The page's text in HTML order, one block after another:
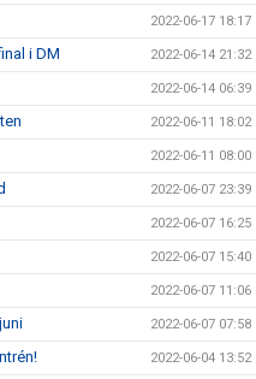
2022-06-17 18:17
i DM 2022-06-14 21:32
2022-06-14 06:39
2022-06-11 18:02
2022-06-11 08:00
2022-06-07 23:39
2022-06-07 16:25
2022-06-07 15:40
2022-06-07 11:06
2022-06-07 07:58
2022-06-04 13:52